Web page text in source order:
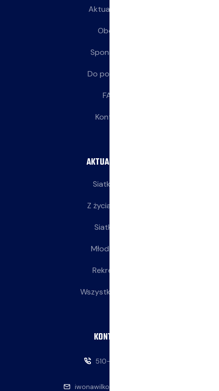
Aktualności
Obozy
Sponsorzy
Do pobrania
FAQ
Kontakt
AKTUALNOŚCI
Siatkarze
Z życia klubu
Siatkarki
Młodziczki
Rekreacja
Wszystkie wpisy
KONTAKT
510-146-069
iwonawilkowska@interia.pl